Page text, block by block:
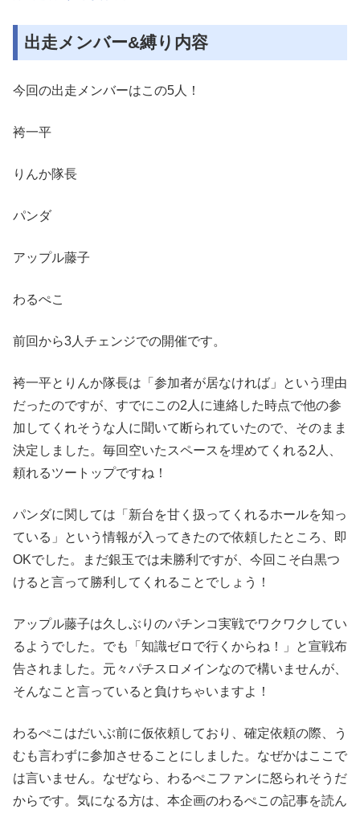
出走メンバー&縛り内容
今回の出走メンバーはこの5人！
袴一平
りんか隊長
パンダ
アップル藤子
わるぺこ
前回から3人チェンジでの開催です。
袴一平とりんか隊長は「参加者が居なければ」という理由
だったのですが、すでにこの2人に連絡した時点で他の参
加してくれそうな人に聞いて断られていたので、そのまま
決定しました。毎回空いたスペースを埋めてくれる2人、
頼れるツートップですね！
パンダに関しては「新台を甘く扱ってくれるホールを知っ
ている」という情報が入ってきたので依頼したところ、即
OKでした。まだ銀玉では未勝利ですが、今回こそ白黒つ
けると言って勝利してくれることでしょう！
アップル藤子は久しぶりのパチンコ実戦でワクワクしてい
るようでした。でも「知識ゼロで行くからね！」と宣戦布
告されました。元々パチスロメインなので構いませんが、
そんなこと言っていると負けちゃいますよ！
わるぺこはだいぶ前に仮依頼しており、確定依頼の際、う
むも言わずに参加させることにしました。なぜかはここで
は言いません。なぜなら、わるぺこファンに怒られそうだ
からです。気になる方は、本企画のわるぺこの記事を読ん